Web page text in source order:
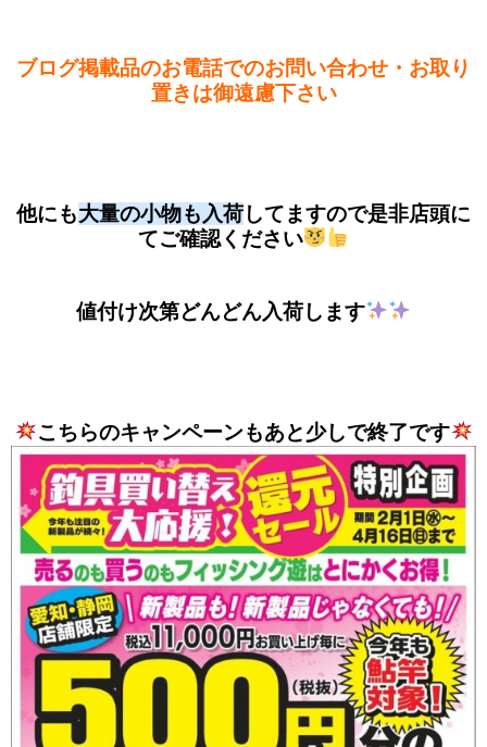
ブログ掲載品のお電話でのお問い合わせ・お取り
置きは御遠慮下さい
他にも大量の小物も入荷してますので是非店頭に
てご確認ください
値付け次第どんどん入荷します
こちらのキャンペーンもあと少しで終了です